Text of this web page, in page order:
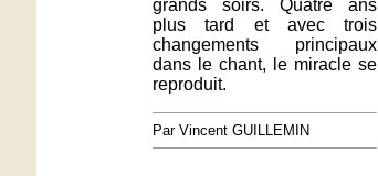
grands soirs. Quatre ans
plus tard et avec trois
changements principaux
dans le chant, le miracle se
reproduit.
Par Vincent GUILLEMIN